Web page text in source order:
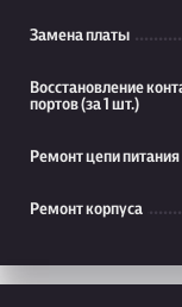
Замена платы
Восстановление
портов (за 1 шт.)
Ремонт цепи питания
Ремонт корпуса